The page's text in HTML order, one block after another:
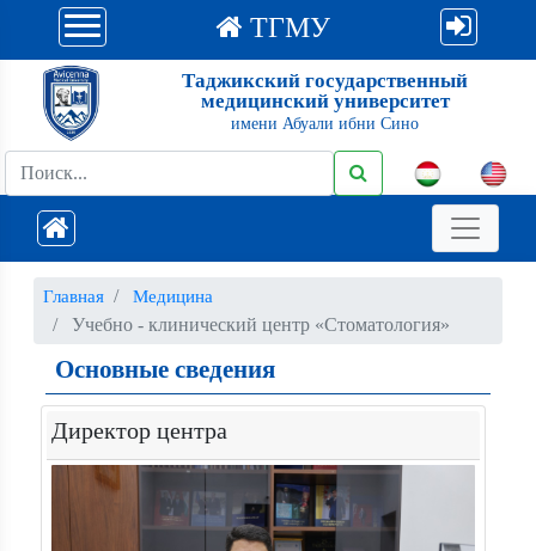
ТГМУ
Таджикский государственный
медицинский университет
имени Абуали ибни Сино
Главная Медицина
Учебно - клинический центр «Стоматология»
Основные сведения
Директор центра